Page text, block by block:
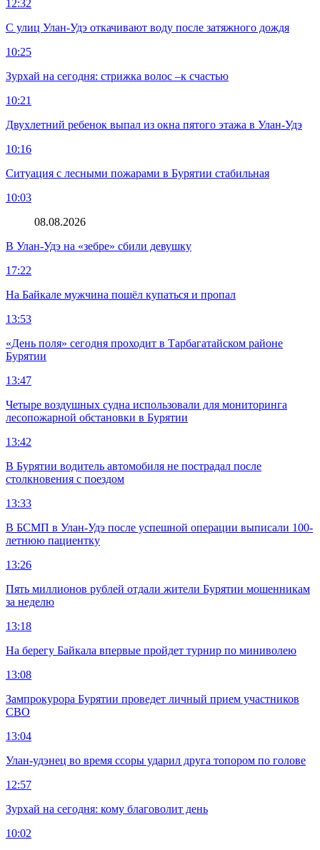
12:32
С улиц Улан-Удэ откачивают воду после затяжного дождя
10:25
Зурхай на сегодня: стрижка волос –к счастью
10:21
Двухлетний ребенок выпал из окна пятого этажа в Улан-Удэ
10:16
Ситуация с лесными пожарами в Бурятии стабильная
10:03
08.08.2026
В Улан-Удэ на «зебре» сбили девушку
17:22
На Байкале мужчина пошёл купаться и пропал
13:53
«День поля» сегодня проходит в Тарбагатайском районе
Бурятии
13:47
Четыре воздушных судна использовали для мониторинга
лесопожарной обстановки в Бурятии
13:42
В Бурятии водитель автомобиля не пострадал после
столкновения с поездом
13:33
В БСМП в Улан-Удэ после успешной операции выписали 100-
летнюю пациентку
13:26
Пять миллионов рублей отдали жители Бурятии мошенникам
за неделю
13:18
На берегу Байкала впервые пройдет турнир по миниволею
13:08
Зампрокурора Бурятии проведет личный прием участников
СВО
13:04
Улан-удэнец во время ссоры ударил друга топором по голове
12:57
Зурхай на сегодня: кому благоволит день
10:02